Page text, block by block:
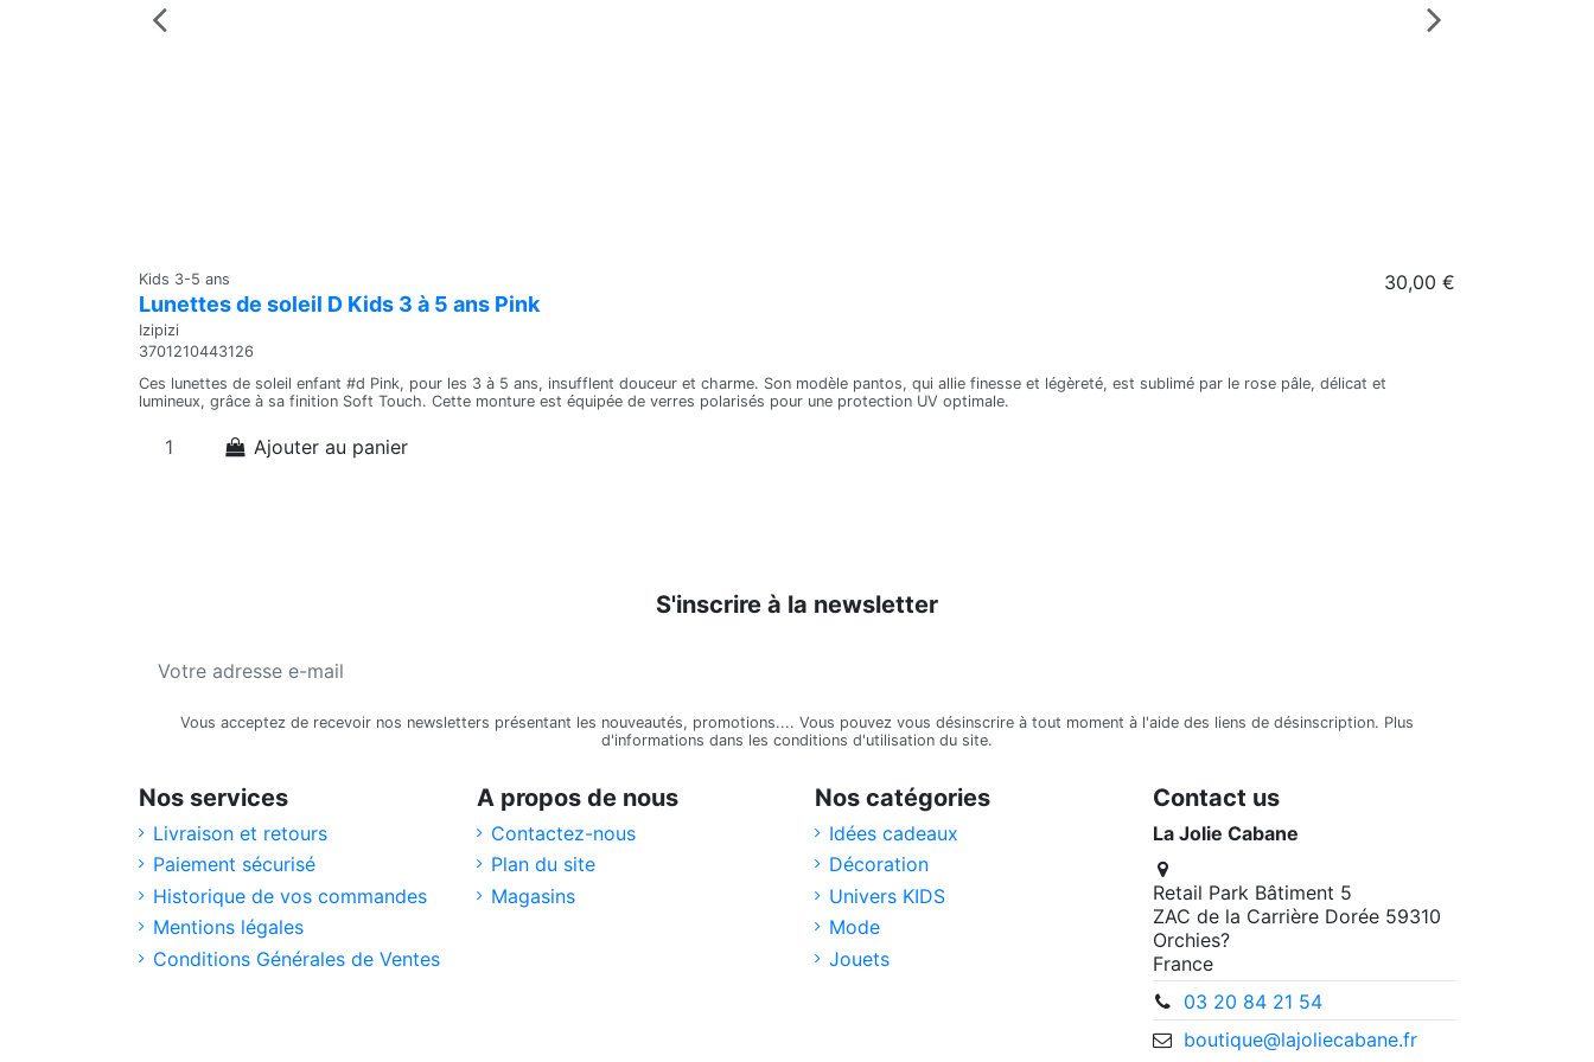
Kids 3-5 ans
Lunettes de soleil D Kids 3 à 5 ans Pink
Izipizi
3701210443126
30,00 €
Ces lunettes de soleil enfant #d Pink, pour les 3 à 5 ans, insufflent douceur et charme. Son modèle pantos, qui allie finesse et légèreté, est sublimé par le rose pâle, délicat et
lumineux, grâce à sa finition Soft Touch. Cette monture est équipée de verres polarisés pour une protection UV optimale.
Ajouter au panier
S'inscrire à la newsletter
Vous acceptez de recevoir nos newsletters présentant les nouveautés, promotions.... Vous pouvez vous désinscrire à tout moment à l'aide des liens de désinscription. Plus
d'informations dans les conditions d'utilisation du site.
Nos services
Livraison et retours
Paiement sécurisé
Historique de vos commandes
Mentions légales
Conditions Générales de Ventes
A propos de nous
Contactez-nous
Plan du site
Magasins
Nos catégories
Idées cadeaux
Décoration
Univers KIDS
Mode
Jouets
Contact us
La Jolie Cabane
Retail Park Bâtiment 5
ZAC de la Carrière Dorée 59310
Orchies?
France
03 20 84 21 54
boutique@lajoliecabane.fr